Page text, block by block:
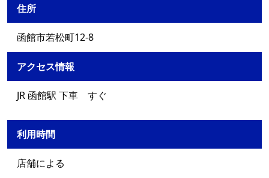
住所
函館市若松町12-8
アクセス情報
JR 函館駅 下車 すぐ
利用時間
店舗による